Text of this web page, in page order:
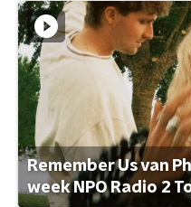
Remember Us van
week NPO Radio 2